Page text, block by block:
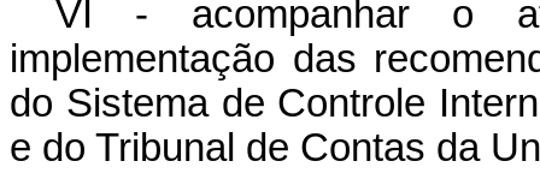
VI - acompanhar o
implementação das
do Sistema de Controle
e do Tribunal de Contas da